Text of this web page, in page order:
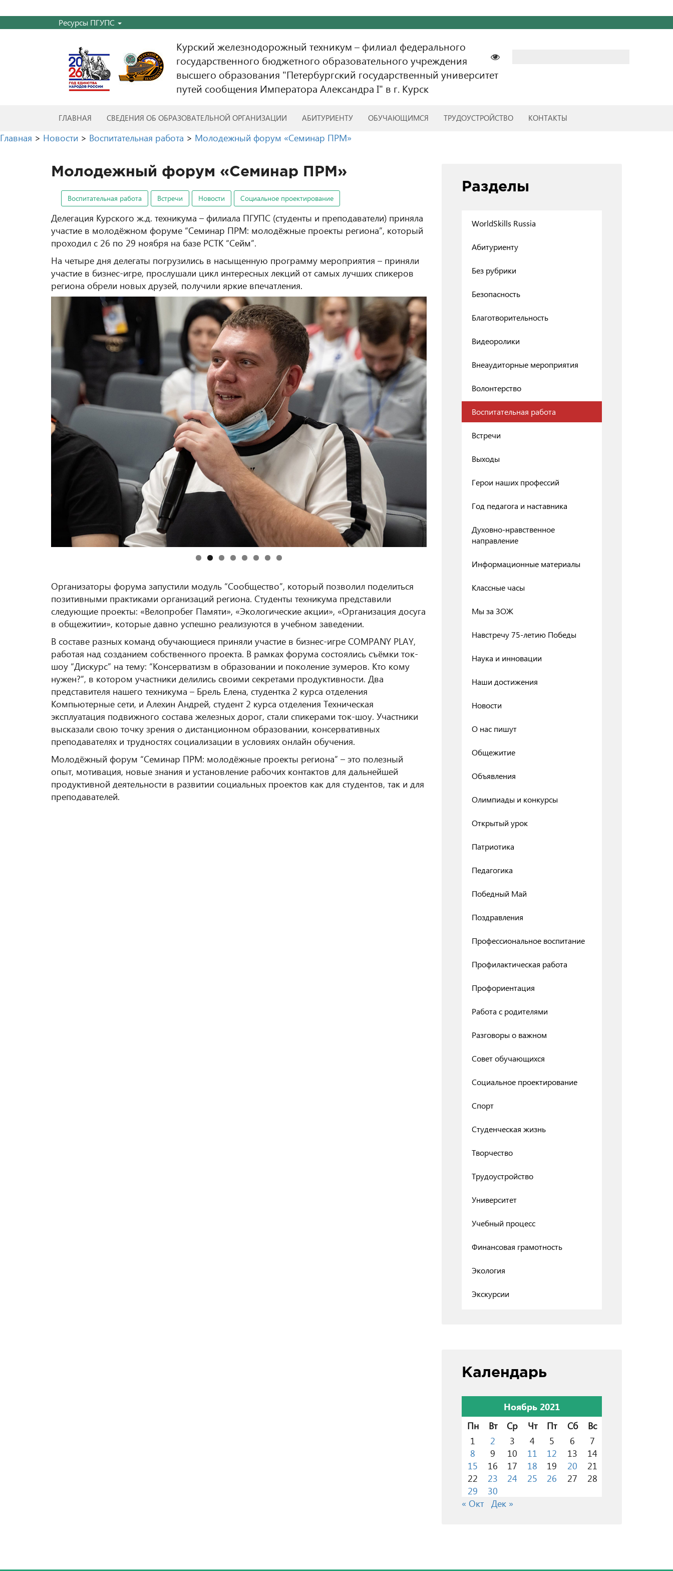
Ресурсы ПГУПС
Курский железнодорожный техникум – филиал федерального
государственного бюджетного образовательного учреждения
высшего образования "Петербургский государственный университет
путей сообщения Императора Александра I" в г. Курск
ГЛАВНАЯ СВЕДЕНИЯ ОБ ОБРАЗОВАТЕЛЬНОЙ ОРГАНИЗАЦИИ АБИТУРИЕНТУ ОБУЧАЮЩИМСЯ ТРУДОУСТРОЙСТВО КОНТАКТЫ
Главная > Новости > Воспитательная работа > Молодежный форум «Семинар ПРМ»
Молодежный форум «Семинар ПРМ»
Воспитательная работа Встречи Новости Социальное проектирование
Делегация Курского ж.д. техникума – филиала ПГУПС (студенты и преподаватели) приняла
участие в молодёжном форуме “Семинар ПРМ: молодёжные проекты региона”, который
проходил с 26 по 29 ноября на базе РСТК “Сейм”.
На четыре дня делегаты погрузились в насыщенную программу мероприятия – приняли
участие в бизнес-игре, прослушали цикл интересных лекций от самых лучших спикеров
региона обрели новых друзей, получили яркие впечатления.
Организаторы форума запустили модуль “Сообщество”, который позволил поделиться
позитивными практиками организаций региона. Студенты техникума представили
следующие проекты: «Велопробег Памяти», «Экологические акции», «Организация досуга
в общежитии», которые давно успешно реализуются в учебном заведении.
В составе разных команд обучающиеся приняли участие в бизнес-игре COMPANY PLAY,
работая над созданием собственного проекта. В рамках форума состоялись съёмки ток-
шоу “Дискурс” на тему: “Консерватизм в образовании и поколение зумеров. Кто кому
нужен?”, в котором участники делились своими секретами продуктивности. Два
представителя нашего техникума – Брель Елена, студентка 2 курса отделения
Компьютерные сети, и Алехин Андрей, студент 2 курса отделения Техническая
эксплуатация подвижного состава железных дорог, стали спикерами ток-шоу. Участники
высказали свою точку зрения о дистанционном образовании, консервативных
преподавателях и трудностях социализации в условиях онлайн обучения.
Молодёжный форум “Семинар ПРМ: молодёжные проекты региона” – это полезный
опыт, мотивация, новые знания и установление рабочих контактов для дальнейшей
продуктивной деятельности в развитии социальных проектов как для студентов, так и для
преподавателей.
Разделы
WorldSkills Russia
Абитуриенту
Без рубрики
Безопасность
Благотворительность
Видеоролики
Внеаудиторные мероприятия
Волонтерство
Воспитательная работа
Встречи
Выходы
Герои наших профессий
Год педагога и наставника
Духовно-нравственное
направление
Информационные материалы
Классные часы
Мы за ЗОЖ
Навстречу 75-летию Победы
Наука и инновации
Наши достижения
Новости
О нас пишут
Общежитие
Объявления
Олимпиады и конкурсы
Открытый урок
Патриотика
Педагогика
Победный Май
Поздравления
Профессиональное воспитание
Профилактическая работа
Профориентация
Работа с родителями
Разговоры о важном
Совет обучающихся
Социальное проектирование
Спорт
Студенческая жизнь
Творчество
Трудоустройство
Университет
Учебный процесс
Финансовая грамотность
Экология
Экскурсии
Календарь
Ноябрь 2021
Пн
Вт Ср Чт Пт Сб
Вс
1
2 3 4 5 6
7
8
9 10 11 12 13
14
15
16 17 18 19 20
21
22
23 24 25 26 27
28
29
30
« Окт Дек »